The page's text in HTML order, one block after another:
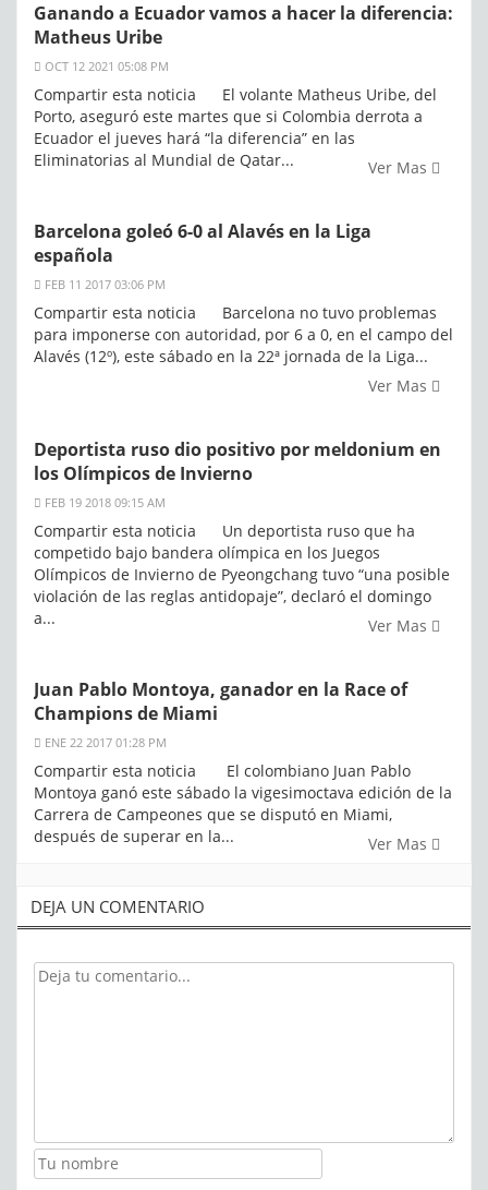
Ganando a Ecuador vamos a hacer la diferencia:
Matheus Uribe
OCT 12 2021 05:08 PM
Compartir esta noticia El volante Matheus Uribe, del
Porto, aseguró este martes que si Colombia derrota a
Ecuador el jueves hará “la diferencia” en las
Eliminatorias al Mundial de Qatar...
Ver Mas
Barcelona goleó 6-0 al Alavés en la Liga
española
FEB 11 2017 03:06 PM
Compartir esta noticia Barcelona no tuvo problemas
para imponerse con autoridad, por 6 a 0, en el campo del
Alavés (12º), este sábado en la 22ª jornada de la Liga...
Ver Mas
Deportista ruso dio positivo por meldonium en
los Olímpicos de Invierno
FEB 19 2018 09:15 AM
Compartir esta noticia Un deportista ruso que ha
competido bajo bandera olímpica en los Juegos
Olímpicos de Invierno de Pyeongchang tuvo “una posible
violación de las reglas antidopaje”, declaró el domingo
a...
Ver Mas
Juan Pablo Montoya, ganador en la Race of
Champions de Miami
ENE 22 2017 01:28 PM
Compartir esta noticia El colombiano Juan Pablo
Montoya ganó este sábado la vigesimoctava edición de la
Carrera de Campeones que se disputó en Miami,
después de superar en la...
Ver Mas
DEJA UN COMENTARIO